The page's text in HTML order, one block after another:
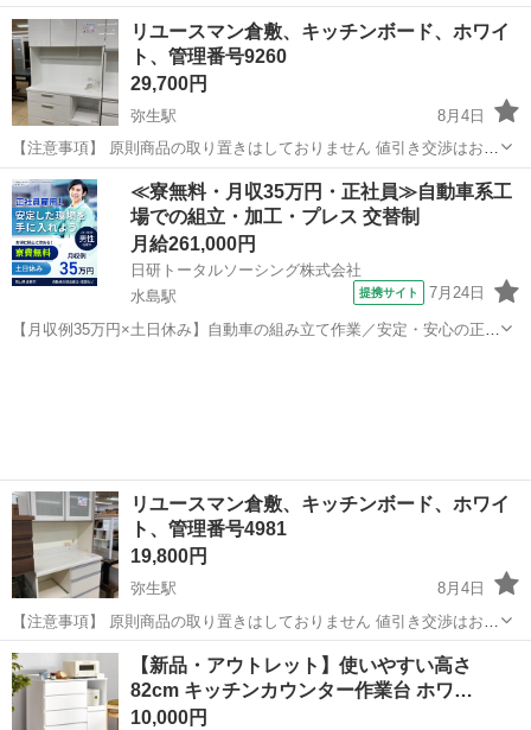
けできません 購入のタイミングが重なった場合は店頭販売を優先させ
て頂きます m(_ _)m 上記問合せ、またはテンプレートでのご質問には
お返事しておりま...
岡山 倉敷市 収納家具
リユースマン倉敷、キッチンボード、ホワイ
ト、管理番号9260
29,700円
弥生駅
8月4日
【注意事項】 原則商品の取り置きはしておりません 値引き交渉はお受
けできません 購入のタイミングが重なった場合は店頭販売を優先させ
て頂きます m(_ _)m 上記問合せ、またはテンプレートでのご質問には
お返事しておりま...
岡山 倉敷市 弥生駅 収納家具 店頭
≪寮無料・月収35万円・正社員≫自動車系工
場での組立・加工・プレス 交替制
月給261,000円
日研トータルソーシング株式会社
水島駅
提携サイト 7月24日
【月収例35万円×土日休み】自動車の組み立て作業／安定・安心の正社
リユースマン倉敷、キッチンボード、ホワイ
ト、管理番号4981
19,800円
弥生駅
8月4日
【注意事項】 原則商品の取り置きはしておりません 値引き交渉はお受
けできません 購入のタイミングが重なった場合は店頭販売を優先させ
て頂きます m(_ _)m 上記問合せ、またはテンプレートでのご質問には
お返事しておりま...
岡山 倉敷市 弥生駅 収納家具 店頭
【新品・アウトレット】使いやすい高さ
82cm キッチンカウンター作業台 ホワ…
10,000円